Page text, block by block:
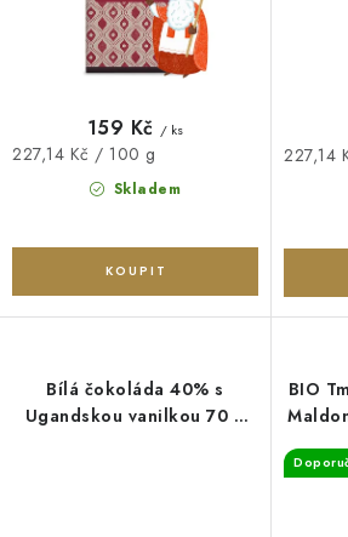
Skladem
159 Kč / ks
Měrná
227,14 Kč / 100 g
Měrná
227,14
Bílá čokoláda 40% s
Ugandskou vanilkou 70 g
BIO